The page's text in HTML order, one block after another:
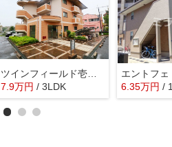
ツインフィールド壱番館
7.9万円 / 3LDK
エントフェ
6.35万円 /